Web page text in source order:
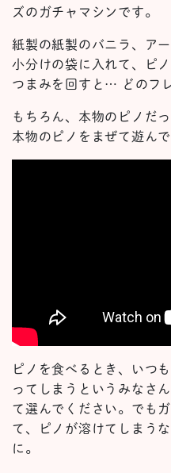
ズのガチャマシンです。
紙製の紙製のバニラ、ア
小分けの袋に入れて、ピ
つまみを回すと… どのフ
もちろん、本物のピノだ
本物のピノをまぜて遊ん
ピノを食べるとき、いつ
ってしまうというみなさ
て選んでください。でも
て、ピノが溶けてしまう
に。